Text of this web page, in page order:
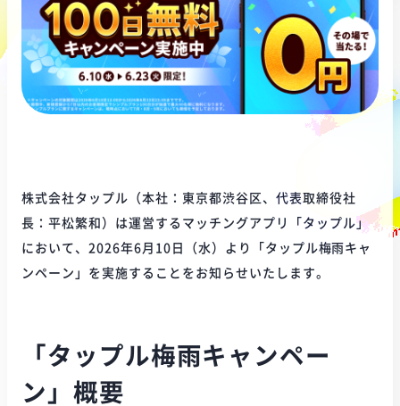
株式会社タップル（本社：東京都渋谷区、代表取締役社
長：平松繁和）は運営するマッチングアプリ「タップル」
において、2026年6月10日（水）より「タップル梅雨キャ
ンペーン」を実施することをお知らせいたします。
「タップル梅雨キャンペー
ン」概要